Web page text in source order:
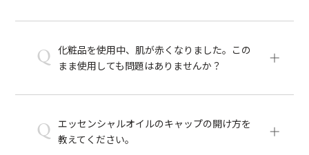
Q 化粧品を使用中、肌が赤くなりました。この
まま使用しても問題はありませんか？
Q エッセンシャルオイルのキャップの開け方を
教えてください。